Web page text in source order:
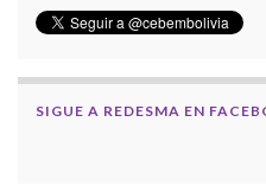
SIGUE A REDESMA EN